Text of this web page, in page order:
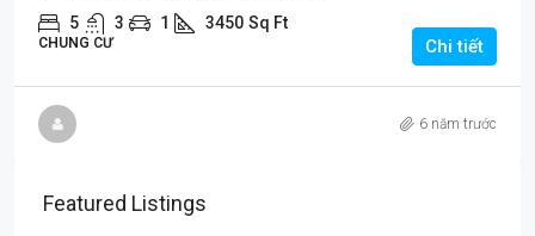
5 3 1 3450 Sq Ft
CHUNG CƯ Chi tiết
6 năm trước
Featured Listings